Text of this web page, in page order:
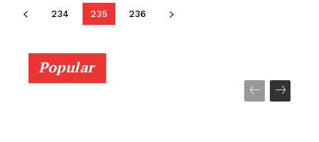
234 235 236
Popular